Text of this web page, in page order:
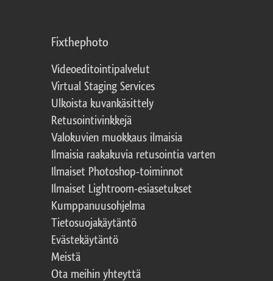
Fixthephoto
Videoeditointipalvelut
Virtual Staging Services
Ulkoista kuvankäsittely
Retusointivinkkejä
Valokuvien muokkaus ilmaisia
Ilmaisia raakakuvia retusointia varten
Ilmaiset Photoshop-toiminnot
Ilmaiset Lightroom-esiasetukset
Kumppanuusohjelma
Tietosuojakäytäntö
Evästekäytäntö
Meistä
Ota meihin yhteyttä